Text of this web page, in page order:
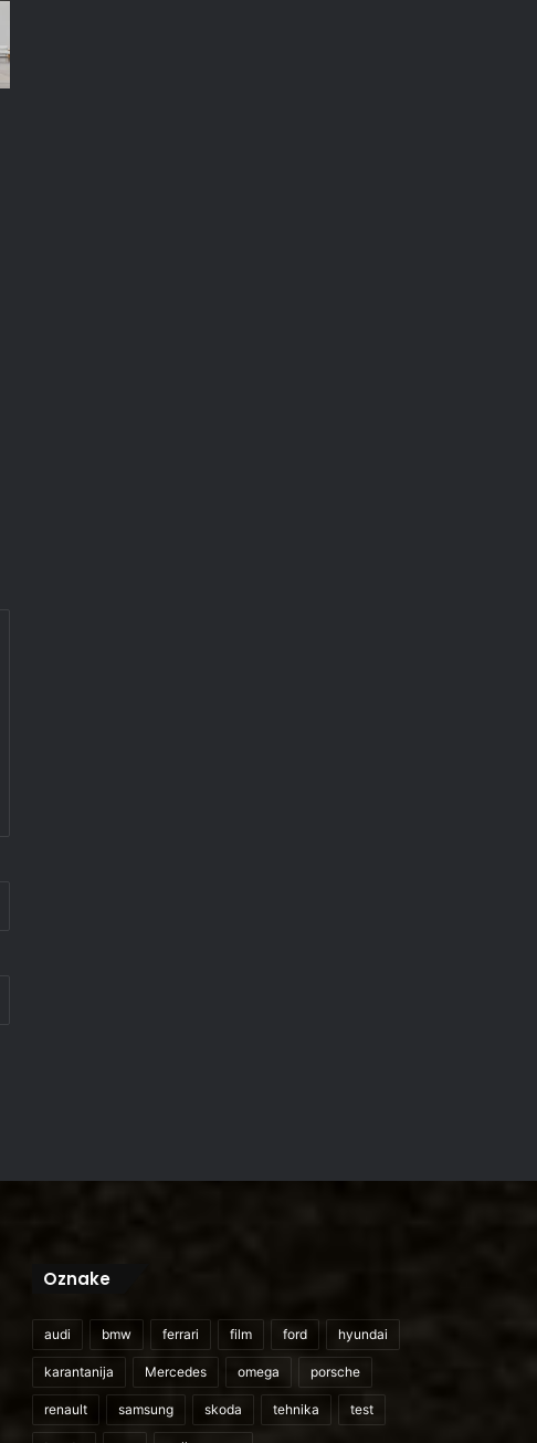
Oznake
audi bmw ferrari film ford hyundai
karantanija Mercedes omega porsche
renault samsung skoda tehnika test